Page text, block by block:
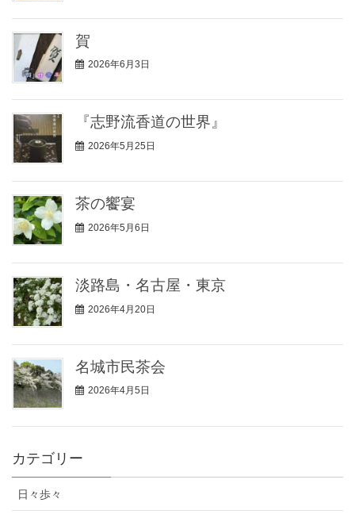
賀
2026年6月3日
『志野流香道の世界』
2026年5月25日
茶の饗宴
2026年5月6日
淡路島・名古屋・東京
2026年4月20日
名城市民茶会
2026年4月5日
カテゴリー
日々歩々